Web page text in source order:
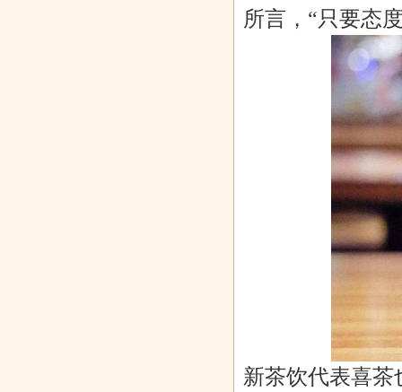
所言，“只要态
新茶饮代表喜